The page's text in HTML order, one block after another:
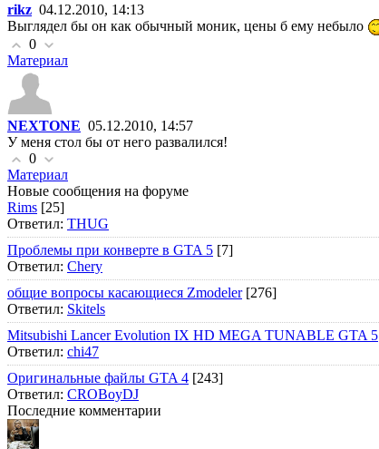
rikz 04.12.2010, 14:13
Выглядел бы он как обычный моник, цены б ему небыло
0
Материал
NEXTONE 05.12.2010, 14:57
У меня стол бы от него развалился!
0
Материал
Новые сообщения на форуме
Rims [25]
Ответил: THUG
Проблемы при конверте в GTA 5 [7]
Ответил: Chery
общие вопросы касающиеся Zmodeler[276]
Ответил: Skitels
Mitsubishi Lancer Evolution IX HD MEGA TUNABLE GTA 5
Ответил: chi47
Оригинальные файлы GTA 4 [243]
Ответил: CROBoyDJ
Последние комментарии